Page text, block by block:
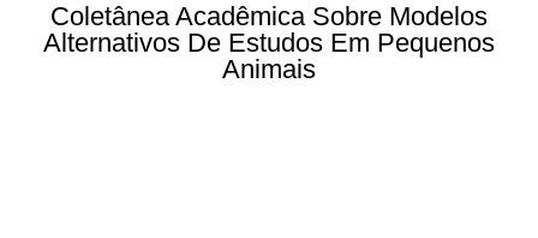
Coletânea Acadêmica Sobre Modelos
Alternativos De Estudos Em Pequenos
Animais